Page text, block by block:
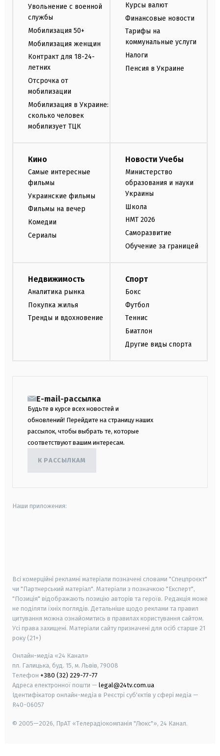
Увольнение с военной
службы
Мобилизация 50+
Мобилизация женщин
Контракт для 18-24-
летних
Отсрочка от
мобилизации
Мобилизация в Украине:
сколько человек
мобилизует ТЦК
Курсы валют
Финансовые новости
Тарифы на
коммунальные услуги
Налоги
Пенсия в Украине
Кино
Самые интересные
фильмы
Украинские фильмы
Фильмы на вечер
Комедии
Сериалы
Новости Учебы
Министерство
образования и науки
Украины
Школа
НМТ 2026
Саморазвитие
Обучение за границей
Недвижимость
Аналитика рынка
Покупка жилья
Тренды и вдохновение
Спорт
Бокс
Футбол
Теннис
Биатлон
Другие виды спорта
E-mail-рассылка
Будьте в курсе всех новостей и
обновлений! Перейдите на страницу наших
рассылок, чтобы выбрать те, которые
соответствуют вашим интересам.
К РАССЫЛКАМ
Наши приложения:
Всі комерційні рекламні матеріали позначені словами "Спецпроєкт"
чи "Партнерський матеріал". Матеріали з позначкою "Експерт",
"Позиція" відображають позицію авторів та героїв. Редакція може
не поділяти їхніх поглядів. Детальніше щодо реклами та правил
цитування можна ознайомитись в правилах користування сайтом.
Усі права захищені. Матеріали сайту призначені для осіб старше 21
року (21+)
Онлайн-медіа «24 Канал»
пл. Галицька, буд. 15, м. Львів, 79008
Телефон +380 (32) 229-77-77
Адреса електронної пошти — legal@24tv.com.ua
Ідентифікатор онлайн-медіа в Реєстрі суб'єктів у сфері медіа —
R40-06057
© 2005—2026, ПрАТ «Телерадіокомпанія "Люкс"», 24 Канал.